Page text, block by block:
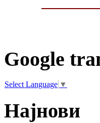
Google
Select Language ▼
Најнови